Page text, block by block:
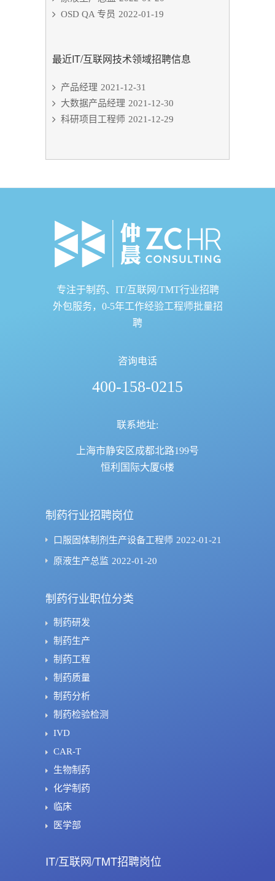
OSD QA 专员 2022-01-19
最近IT/互联网技术领域招聘信息
产品经理 2021-12-31
大数据产品经理 2021-12-30
科研项目工程师 2021-12-29
专注于制药、IT/互联网/TMT行业招聘
外包服务，0-5年工作经验工程师批量招
聘
咨询电话
400-158-0215
联系地址:
上海市静安区成都北路199号
恒利国际大厦6楼
制药行业招聘岗位
口服固体制剂生产设备工程师 2022-01-21
原液生产总监 2022-01-20
制药行业职位分类
制药研发
制药生产
制药工程
制药质量
制药分析
制药检验检测
IVD
CAR-T
生物制药
化学制药
临床
医学部
IT/互联网/TMT招聘岗位